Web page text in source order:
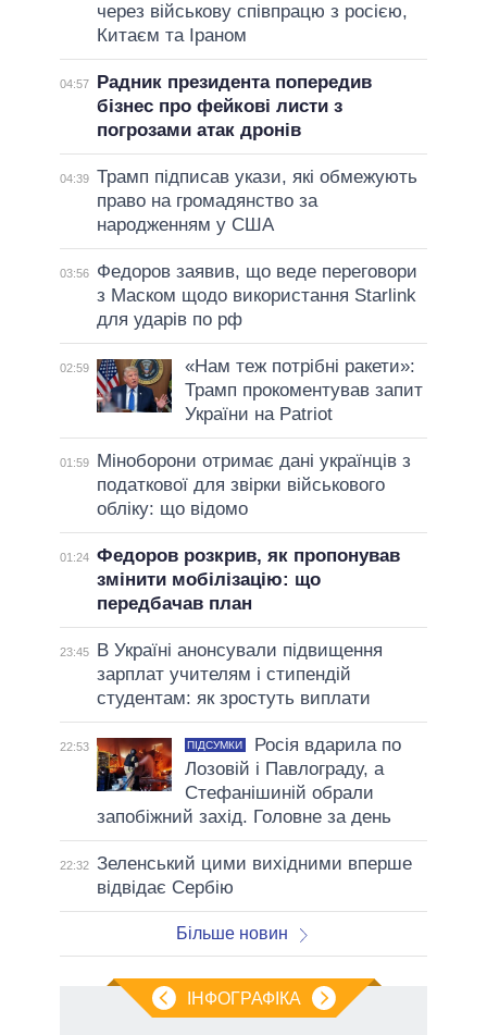
через військову співпрацю з росією,
Китаєм та Іраном
04:57
Радник президента попередив
бізнес про фейкові листи з
погрозами атак дронів
04:39 Трамп підписав укази, які обмежують
право на громадянство за
народженням у США
03:56
Федоров заявив, що веде переговори
з Маском щодо використання Starlink
для ударів по рф
02:59
«Нам теж потрібні ракети»:
Трамп прокоментував запит
України на Patriot
01:59
Міноборони отримає дані українців з
податкової для звірки військового
обліку: що відомо
01:24 Федоров розкрив, як пропонував
змінити мобілізацію: що
передбачав план
23:45
В Україні анонсували підвищення
зарплат учителям і стипендій
студентам: як зростуть виплати
22:53 ПІДСУМКИ
Росія вдарила по
Лозовій і Павлограду, а
Стефанішиній обрали
запобіжний захід. Головне за день
22:32 Зеленський цими вихідними вперше
відвідає Сербію
Більше новин
ІНФОГРАФІКА